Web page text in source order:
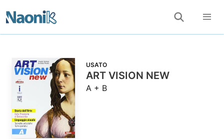
USATO
ART VISION NEW
A + B